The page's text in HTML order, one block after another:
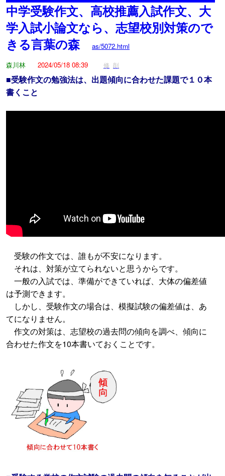
中学受験作文、高校推薦入試作文、大
学入試小論文なら、志望校別対策ので
きる言葉の森
as/5072.html
森川林
2024/05/18 08:39 修 削
■受験作文の勉強法は、出題傾向に合わせた課題で１０本
書くこと
受験の作文では、誰もが不安になります。
それは、対策が立てられないと思うからです。
一般の入試では、準備ができていれば、大体の偏差値
は予測できます。
しかし、受験作文の場合は、模擬試験の偏差値は、あ
てになりません。
作文の対策は、志望校の過去問の傾向を調べ、傾向に
合わせた作文を10本書いておくことです。